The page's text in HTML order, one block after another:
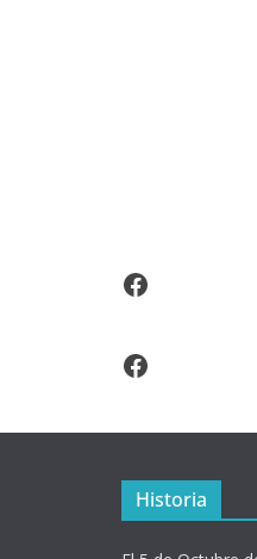
Video Arroz Fortificado
Facebook
Historia